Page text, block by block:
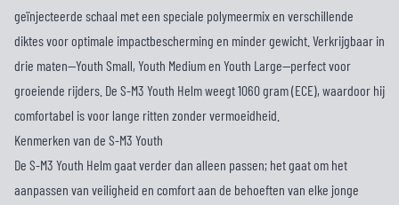
geïnjecteerde schaal met een speciale polymeermix en verschillende
diktes voor optimale impactbescherming en minder gewicht. Verkrijgbaar in
drie maten—Youth Small, Youth Medium en Youth Large—perfect voor
groeiende rijders. De S-M3 Youth Helm weegt 1060 gram (ECE), waardoor hij
comfortabel is voor lange ritten zonder vermoeidheid.
Kenmerken van de S-M3 Youth
De S-M3 Youth Helm gaat verder dan alleen passen; het gaat om het
aanpassen van veiligheid en comfort aan de behoeften van elke jonge